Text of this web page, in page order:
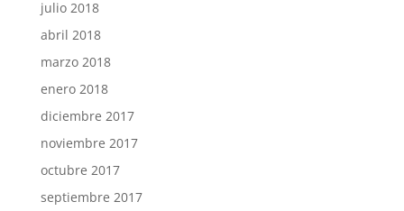
julio 2018
abril 2018
marzo 2018
enero 2018
diciembre 2017
noviembre 2017
octubre 2017
septiembre 2017